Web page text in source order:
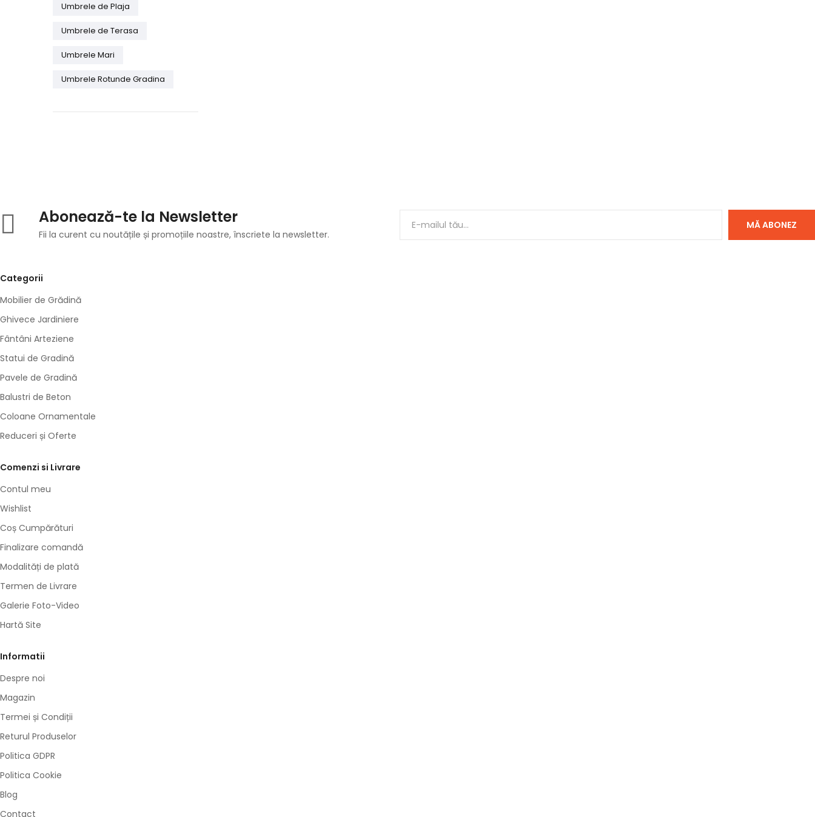
Umbrele de Plaja
Umbrele de Terasa
Umbrele Mari
Umbrele Rotunde Gradina
Abonează-te la Newsletter
Fii la curent cu noutățile și promoțiile noastre, înscriete la newsletter.
MĂ ABONEZ
Categorii
Mobilier de Grădină
Ghivece Jardiniere
Fântâni Arteziene
Statui de Gradină
Pavele de Gradină
Balustri de Beton
Coloane Ornamentale
Reduceri și Oferte
Comenzi si Livrare
Contul meu
Wishlist
Coș Cumpărături
Finalizare comandă
Modalități de plată
Termen de Livrare
Galerie Foto-Video
Hartă Site
Informatii
Despre noi
Magazin
Termei și Condiții
Returul Produselor
Politica GDPR
Politica Cookie
Blog
Contact